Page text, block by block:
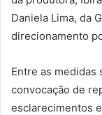
Daniela Lima, da
direcionamento
Entre as medidas
convocação de
esclarecimentos